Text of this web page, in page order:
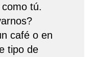
tú.
café o en
tipo de